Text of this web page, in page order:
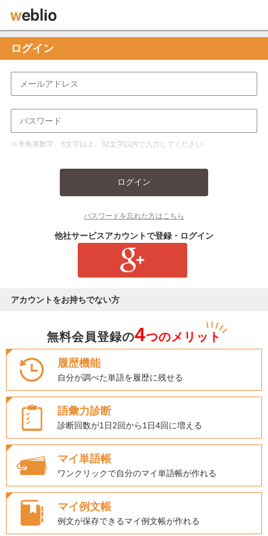
ログイン
※半角英数字、6文字以上、32文字以内で入力してください
ログイン
パスワードを忘れた方はこちら
他社サービスアカウントで登録・ログイン
アカウントをお持ちでない方
無料会員登録の4つのメリット
履歴機能
自分が調べた単語を履歴に残せる
語彙力診断
診断回数が1日2回から1日4回に増える
マイ単語帳
ワンクリックで自分のマイ単語帳が作れる
マイ例文帳
例文が保存できるマイ例文帳が作れる